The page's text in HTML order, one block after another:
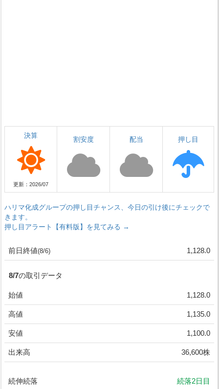
決算
更新：2026/07
割安度 配当 押し目
ハリマ化成グループの押し目チャンス、今日の引け後にチェックで
きます。
押し目アラート【有料版】を見てみる →
前日終値(8/6) 1,128.0
8/7の取引データ
始値 1,128.0
高値 1,135.0
安値 1,100.0
出来高 36,600株
続伸続落 続落2日目